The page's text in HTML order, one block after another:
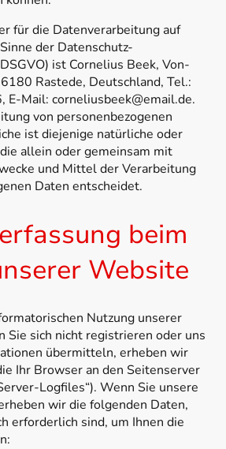
für die Datenverarbeitung auf
der Datenschutz-
ist Cornelius Beek, Von-
Rastede, Deutschland, Tel.:
Mail: corneliusbeek@email.de.
von personenbezogenen
ist diejenige natürliche oder
allein oder gemeinsam mit
und Mittel der Verarbeitung
Daten entscheidet.
beim
Website
Nutzung unserer
Sie sich nicht registrieren oder uns
übermitteln, erheben wir
Ihr Browser an den Seitenserver
Logfiles“). Wenn Sie unsere
wir die folgenden Daten,
erforderlich sind, um Ihnen die